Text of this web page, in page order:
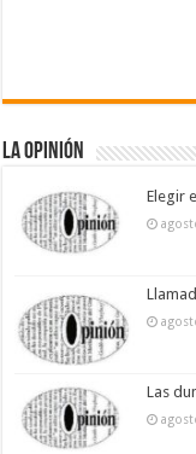
La Opinión
Elegir
Las